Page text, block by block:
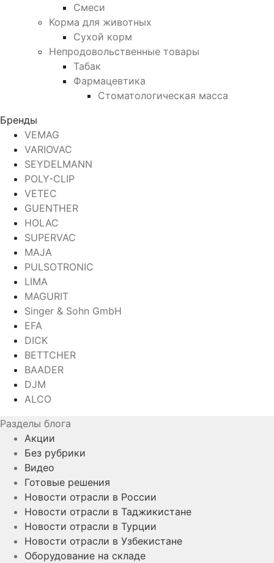
Смеси
Корма для животных
Сухой корм
Непродовольственные товары
Табак
Фармацевтика
Стоматологическая масса
Бренды
VEMAG
VARIOVAC
SEYDELMANN
POLY-CLIP
VETEC
GUENTHER
HOLAC
SUPERVAC
MAJA
PULSOTRONIC
LIMA
MAGURIT
Singer & Sohn GmbH
EFA
DICK
BETTCHER
BAADER
DJM
ALCO
Разделы блога
Акции
Без рубрики
Видео
Готовые решения
Новости отрасли в России
Новости отрасли в Таджикистане
Новости отрасли в Турции
Новости отрасли в Узбекистане
Оборудование на складе